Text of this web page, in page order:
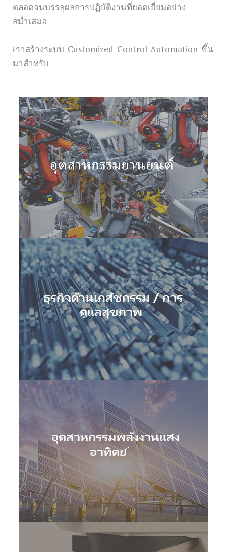
ตลอดจนบรรลุผลการปฏิบัติงานที่ยอดเยี่ยมอย่าง
สม่ำเสมอ
เราสร้างระบบ Customized Control Automation ขึ้น
มาสำหรับ –